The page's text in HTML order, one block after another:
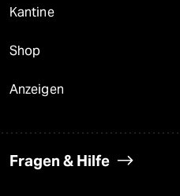
Kantine
Shop
Anzeigen
Fragen & Hilfe